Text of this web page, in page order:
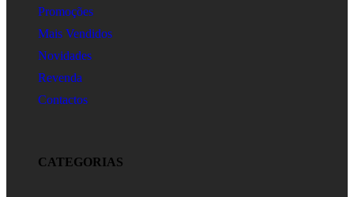
Promoções
Mais Vendidos
Novidades
Revenda
Contactos
CATEGORIAS